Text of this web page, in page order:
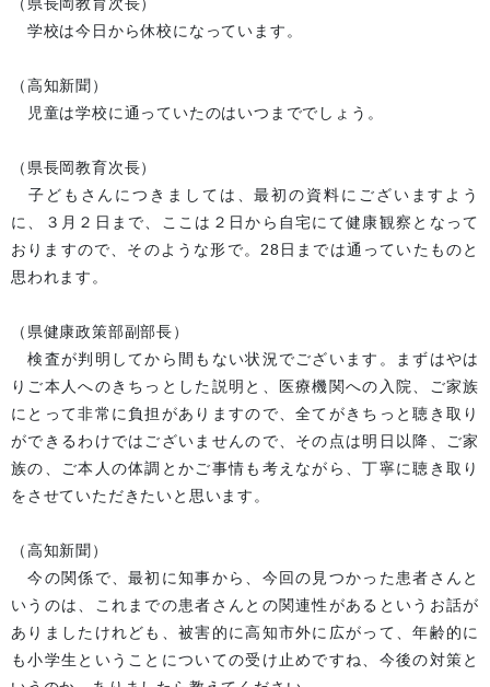
学校は今日から休校になっています。
（高知新聞）
児童は学校に通っていたのはいつまででしょう。
（県長岡教育次長）
子どもさんにつきましては、最初の資料にございますよう
に、３月２日まで、ここは２日から自宅にて健康観察となって
おりますので、そのような形で。28日までは通っていたものと
思われます。
（県健康政策部副部長）
検査が判明してから間もない状況でございます。まずはやは
りご本人へのきちっとした説明と、医療機関への入院、ご家族
にとって非常に負担がありますので、全てがきちっと聴き取り
ができるわけではございませんので、その点は明日以降、ご家
族の、ご本人の体調とかご事情も考えながら、丁寧に聴き取り
をさせていただきたいと思います。
（高知新聞）
今の関係で、最初に知事から、今回の見つかった患者さんと
いうのは、これまでの患者さんとの関連性があるというお話が
ありましたけれども、被害的に高知市外に広がって、年齢的に
も小学生ということについての受け止めですね、今後の対策と